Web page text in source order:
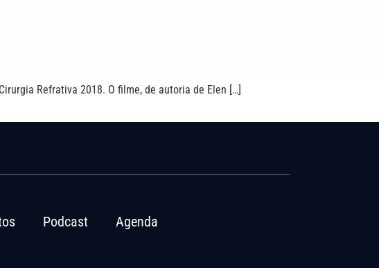
Refrativa 2018. O filme, de autoria de Elen […]
Podcast Agenda